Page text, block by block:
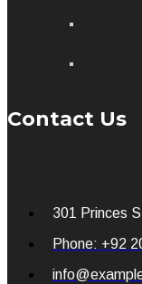
Contact Us
301 Princes
Phone: +92